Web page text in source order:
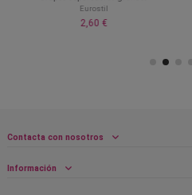
Eurostil
2,60 €
Contacta con nosotros
Información